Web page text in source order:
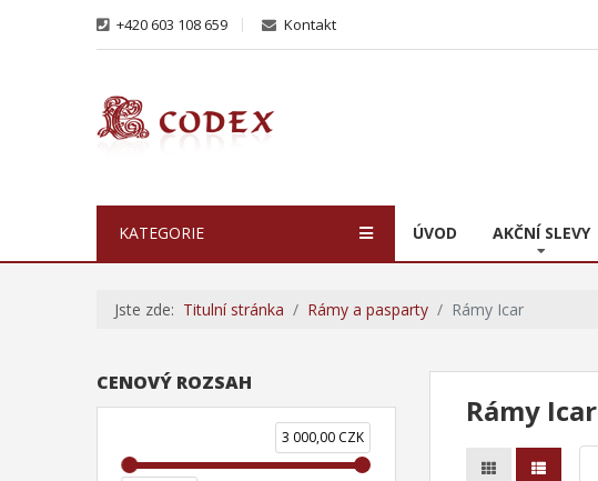
+420 603 108 659 Kontakt
KATEGORIE ÚVOD AKČNÍ SLEVY
Jste zde: Titulní stránka Rámy a pasparty Rámy Icar
CENOVÝ ROZSAH
3 000,00 CZK
Rámy Icar